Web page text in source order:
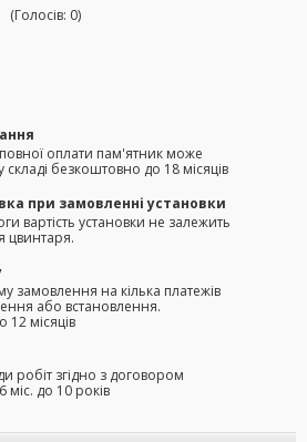
(Голосів: 0)
оплати пам'ятник може
безкоштовно до 18 місяців
при замовленні установки
вартість установки не залежить
цвинтаря.
замовлення на кілька платежів
або встановлення.
місяців
робіт згідно з договором
міс. до 10 років